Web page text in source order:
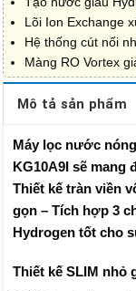
Lõi Ion Exchange
Hệ thống cút nối
Màng RO Vortex
Mô tả sản phẩm
Máy lọc nước
KG10A9I sẽ mang
Thiết kế tràn viền
gọn – Tích hợp 3
Hydrogen tốt cho
Thiết kế SLIM nhỏ